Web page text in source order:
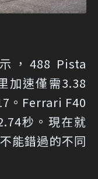
，488 Pista
加速僅需3.38
。Ferrari F40
秒。現在就
能錯過的不同